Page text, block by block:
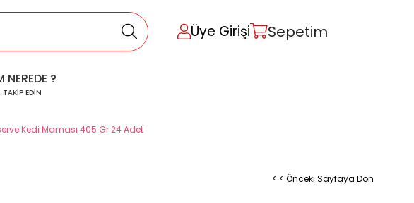
Üye Girişi Sepetim
NEREDE ?
EDİN
Kedi Maması 405 Gr 24 Adet
< < Önceki Sayfaya Dön